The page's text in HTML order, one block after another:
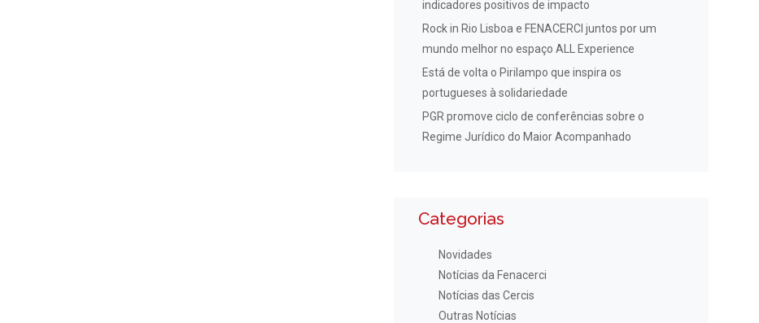
indicadores positivos de impacto
Rock in Rio Lisboa e FENACERCI juntos por um
mundo melhor no espaço ALL Experience
Está de volta o Pirilampo que inspira os
portugueses à solidariedade
PGR promove ciclo de conferências sobre o
Regime Jurídico do Maior Acompanhado
Categorias
Novidades
Notícias da Fenacerci
Notícias das Cercis
Outras Notícias